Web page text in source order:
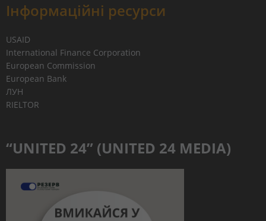
Інформаційні ресурси
USAID
International Finance Corporation
European Commission
European Bank
ЛУН
RIELTOR
“UNITED 24” (UNITED 24 MEDIA)